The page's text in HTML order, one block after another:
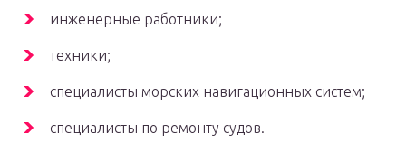
инженерные работники;
техники;
специалисты морских навигационных систем;
специалисты по ремонту судов.